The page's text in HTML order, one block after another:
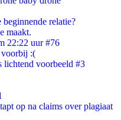
relatie?
maakt.
22:22 uur #76
voorbij :(
lichtend voorbeeld #3
op na claims over plagiaat